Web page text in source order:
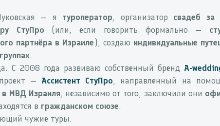
— я туроператор, организатор свадеб за
СтуПро (или, если говорить формально —
партнёра в Израиле), создаю индивидуальные
.
С 2008 года развиваю собственный бренд A-
— Ассистент СтуПро, направленный на
в МВД Израиля, независимо от того, заключили они
в гражданском союзе.
чужие туры.